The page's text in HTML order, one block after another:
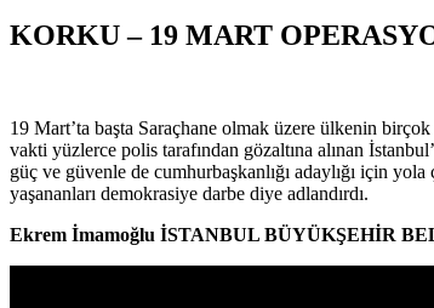
KORKU – 19 MART
19 Mart’ta başta Saraçhane olmak üzere ülkenin
vakti yüzlerce polis tarafından gözaltına alınan
güç ve güvenle de cumhurbaşkanlığı adaylığı için
yaşananları demokrasiye darbe diye adlandırdı.
Ekrem İmamoğlu İSTANBUL BÜYÜKŞEHİR